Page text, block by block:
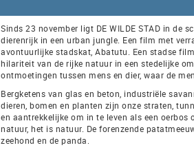
Sinds 23 november ligt DE WILDE STAD in de
dierenrijk in een urban jungle. Een film met
avontuurlijke stadskat, Abatutu. Een stadse
hilariteit van de rijke natuur in een stedelijke
ontmoetingen tussen mens en dier, waar de
Bergketens van glas en beton, industriële
dieren, bomen en planten zijn onze straten,
en aantrekkelijke om in te leven als een
natuur, het is natuur. De forenzende
zeehond en de panda.